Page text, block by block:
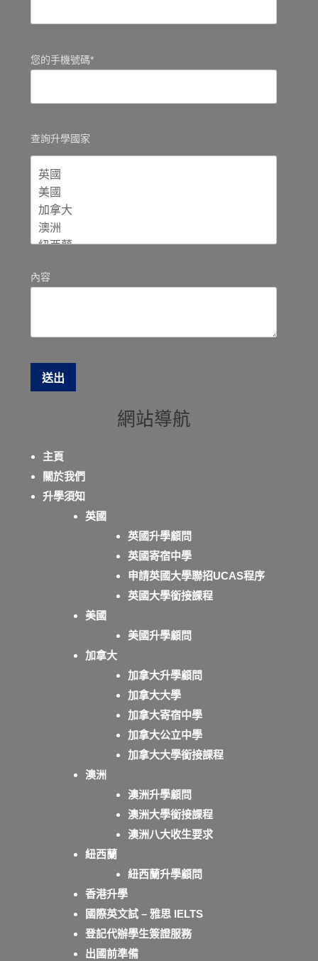
您的手機號碼*
查詢升學國家
內容
網站導航
主頁
關於我們
升學須知
英國
英國升學顧問
英國寄宿中學
申請英國大學聯招UCAS程序
英國大學銜接課程
美國
美國升學顧問
加拿大
加拿大升學顧問
加拿大大學
加拿大寄宿中學
加拿大公立中學
加拿大大學銜接課程
澳洲
澳洲升學顧問
澳洲大學銜接課程
澳洲八大收生要求
紐西蘭
紐西蘭升學顧問
香港升學
國際英文試 – 雅思 IELTS
登記代辦學生簽證服務
出國前準備